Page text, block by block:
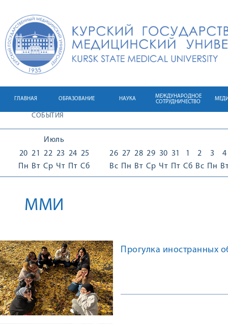
ГЛАВНАЯ ОБРАЗОВАНИЕ НАУКА
МЕЖДУНАРОДНОЕ
СОТРУДНИЧЕСТВО
СОБЫТИЯ
Июль
20
Пн
21
Вт
22
Ср
23
Чт
24
Пт
25
Сб
26
Вс
27
Пн
28
Вт
29
Ср
30
Чт
31
Пт
1
Сб
2
Вс
3
Пн
4
ММИ
Прогулка иностранных